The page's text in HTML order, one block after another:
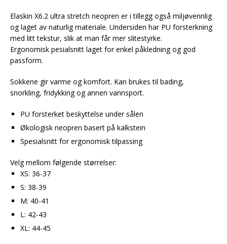
Elaskin X6.2 ultra stretch neopren er i tillegg også miljøvennlig
og laget av naturlig materiale. Undersiden har PU forsterkning
med litt tekstur, slik at man får mer slitestyrke.
Ergonomisk pesialsnitt laget for enkel påkledning og god
passform.
Sokkene gir varme og komfort. Kan brukes til bading,
snorkling, fridykking og annen vannsport.
PU forsterket beskyttelse under sålen
Økologisk neopren basert på kalkstein
Spesialsnitt for ergonomisk tilpassing
Velg mellom følgende størrelser:
XS: 36-37
S: 38-39
M: 40-41
L: 42-43
XL: 44-45